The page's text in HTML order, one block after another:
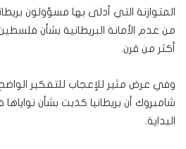
المتوازنة التي أدلى بها مسؤولون
من عدم الأمانة البريطانية بشأن
أكثر من قرن.
وفي عرض مثير للإعجاب للتفكير
شامبروك أن بريطانيا كذبت بشأن
البداية.